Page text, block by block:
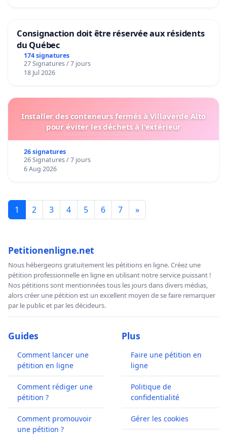
Consignaction doit être réservée aux résidents
du Québec
174 signatures
27 Signatures / 7 jours
18 Jul 2026
Installer des conteneurs fermés à Villaverde Alto
pour éviter les déchets à l'extérieur
26 signatures
26 Signatures / 7 jours
6 Aug 2026
1 2 3 4 5 6 7 »
Petitionenligne.net
Nous hébergeons gratuitement les pétitions en ligne. Créez une
pétition professionnelle en ligne en utilisant notre service puissant !
Nos pétitions sont mentionnées tous les jours dans divers médias,
alors créer une pétition est un excellent moyen de se faire remarquer
par le public et par les décideurs.
Guides
Comment lancer une
pétition en ligne
Comment rédiger une
pétition ?
Comment promouvoir
une pétition ?
Plus
Faire une pétition en
ligne
Politique de
confidentialité
Gérer les cookies